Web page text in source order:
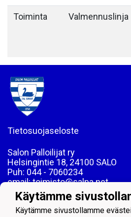
Toiminta Valmennuslinja
Tietosuojaseloste
Salon Palloilijat ry
Helsingintie 18, 24100 SALO
Puh: 044 - 7060234
email: toimisto@salpa.net
LY 0139538-2
Käytämme
Käytämme sivustollamme